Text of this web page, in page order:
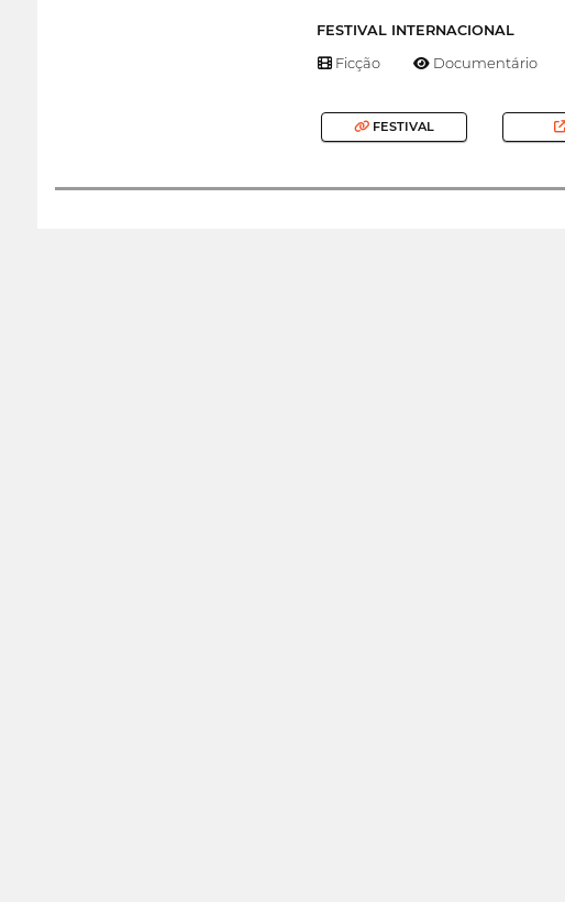
FESTIVAL INTERNACIONAL
Ficção Documentário
FESTIVAL